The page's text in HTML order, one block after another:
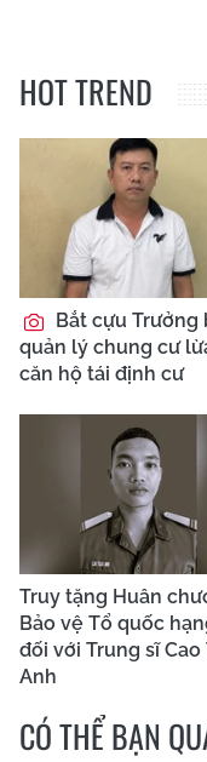
HOT TREND
Bắt cựu Trưởng
quản lý chung cư
căn hộ tái định cư
Truy tặng Huân
Bảo vệ Tổ quốc
đối với Trung sĩ Cao
Anh
CÓ THỂ BẠN